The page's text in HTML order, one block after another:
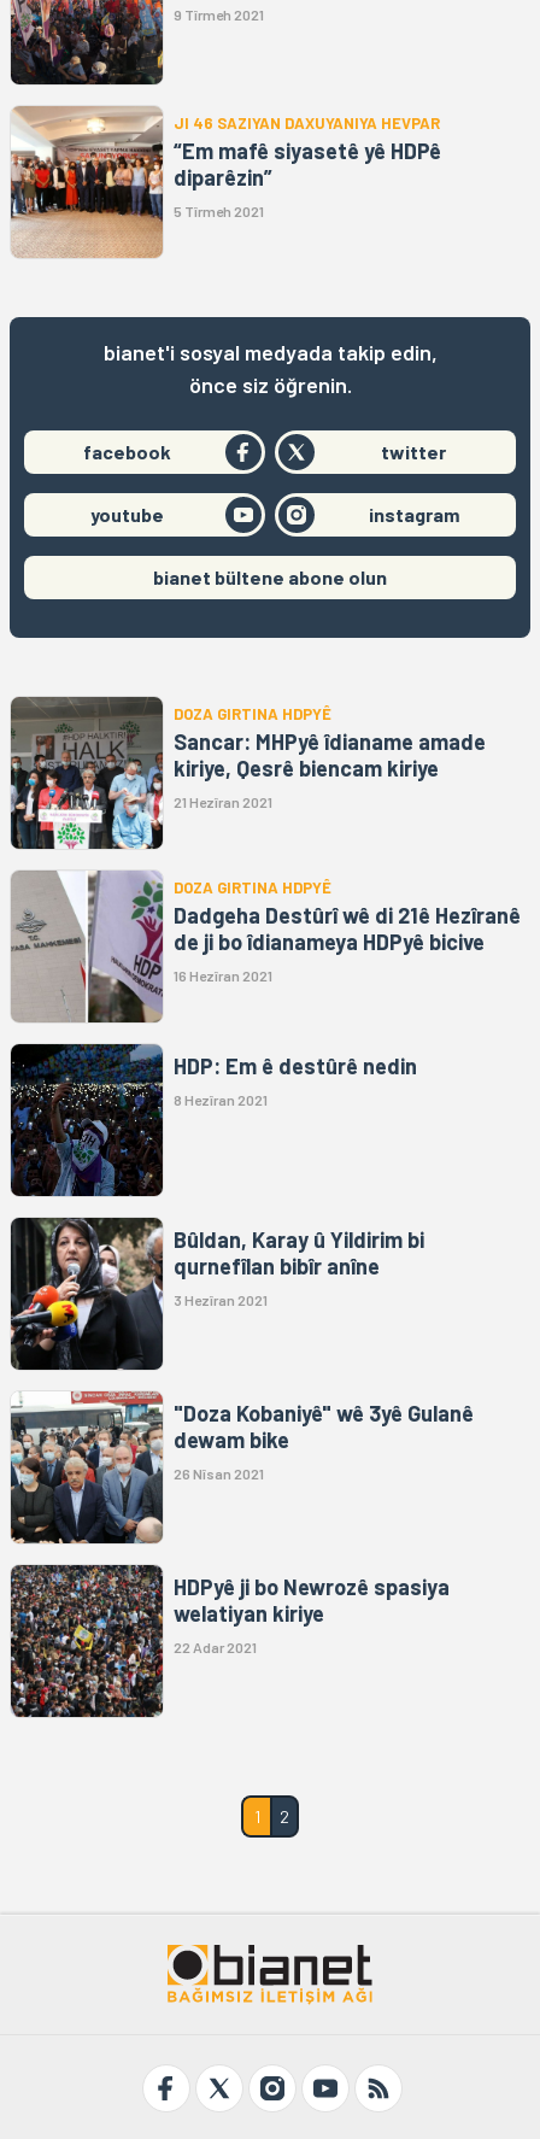
9 Tîrmeh 2021
JI 46 SAZIYAN DAXUYANIYA HEVPAR
“Em mafê siyasetê yê HDPê
diparêzin”
5 Tîrmeh 2021
bianet'i sosyal medyada takip edin,
önce siz öğrenin.
facebook twitter
youtube instagram
bianet bültene abone olun
DOZA GIRTINA HDPYÊ
Sancar: MHPyê îdianame amade
kiriye, Qesrê biencam kiriye
21 Hezîran 2021
DOZA GIRTINA HDPYÊ
Dadgeha Destûrî wê di 21ê Hezîranê
de ji bo îdianameya HDPyê bicive
16 Hezîran 2021
HDP: Em ê destûrê nedin
8 Hezîran 2021
Bûldan, Karay û Yildirim bi
qurnefîlan bibîr anîne
3 Hezîran 2021
"Doza Kobaniyê" wê 3yê Gulanê
dewam bike
26 Nîsan 2021
HDPyê ji bo Newrozê spasiya
welatiyan kiriye
22 Adar 2021
1 2